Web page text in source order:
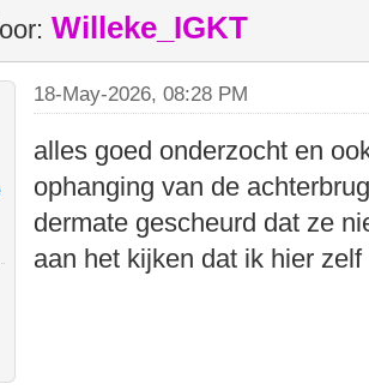
Willeke_IGKT
18-May-2026, 08:28 PM
alles goed onderzocht en
ophanging van de
dermate gescheurd dat ze
aan het kijken dat ik hier